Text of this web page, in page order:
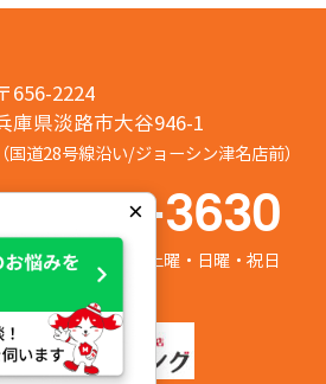
656-2224
庫県淡路市大谷946-1
（国道28号線沿い/ジョーシン津名店前）
7586-3630
定休日:第2/第4土曜・日曜・祝日
×